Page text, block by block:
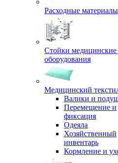
Расходные материалы
Стойки медицинские
оборудования
Медицинский
Валики и
Перемещение и
фиксация
Одеяла
Хозяйственный
инвентарь
Кормление и